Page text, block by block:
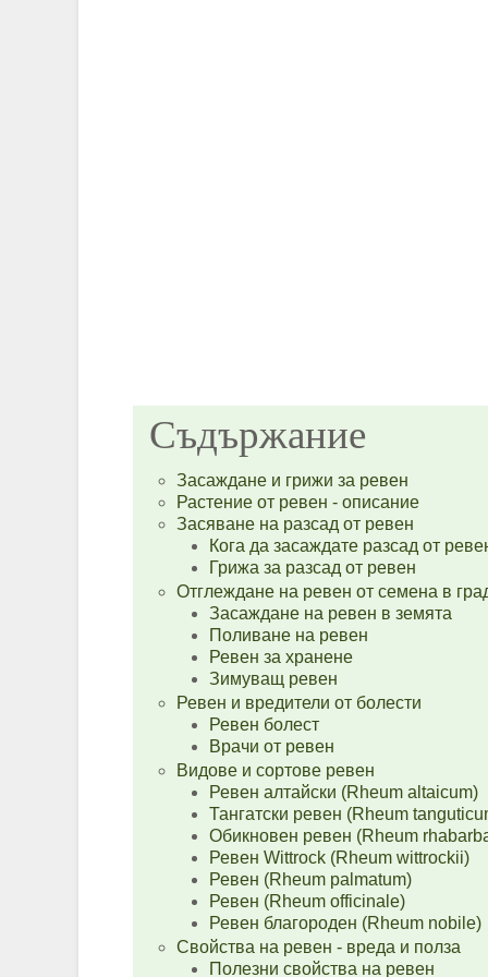
Съдържание
Засаждане и грижи за ревен
Растение от ревен - описание
Засяване на разсад от ревен
Кога да засаждате разсад от
Грижа за разсад от ревен
Отглеждане на ревен от семена в
Засаждане на ревен в земята
Поливане на ревен
Ревен за хранене
Зимуващ ревен
Ревен и вредители от болести
Ревен болест
Врачи от ревен
Видове и сортове ревен
Ревен алтайски (Rheum altaicum)
Тангатски ревен (Rheum
Обикновен ревен (Rheum
Ревен Wittrock (Rheum wittrockii)
Ревен (Rheum palmatum)
Ревен (Rheum officinale)
Ревен благороден (Rheum nobile)
Свойства на ревен - вреда и полза
Полезни свойства на ревен